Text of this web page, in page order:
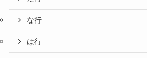
な行
は行